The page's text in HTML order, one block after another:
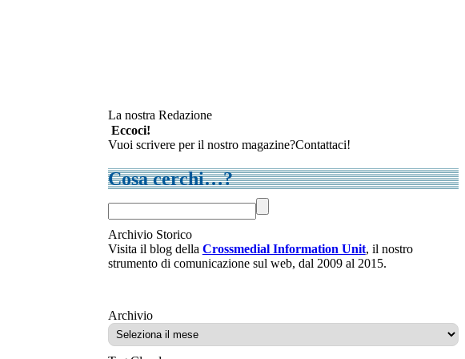
La nostra Redazione
Eccoci!
Vuoi scrivere per il nostro magazine?Contattaci!
Cosa cerchi…?
Archivio Storico
Visita il blog della Crossmedial Information Unit, il nostro
strumento di comunicazione sul web, dal 2009 al 2015.
ArchivioArchivio